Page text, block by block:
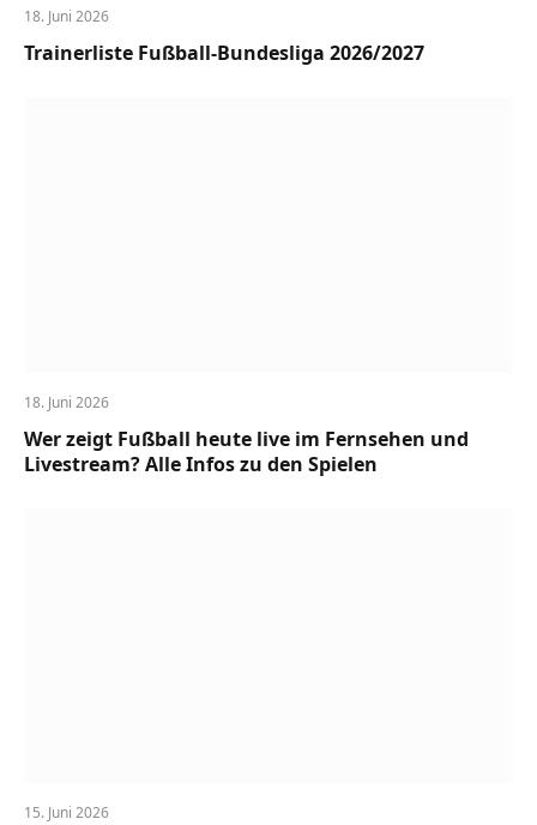
18. Juni 2026
Trainerliste Fußball-Bundesliga 2026/2027
18. Juni 2026
Wer zeigt Fußball heute live im Fernsehen und
Livestream? Alle Infos zu den Spielen
15. Juni 2026